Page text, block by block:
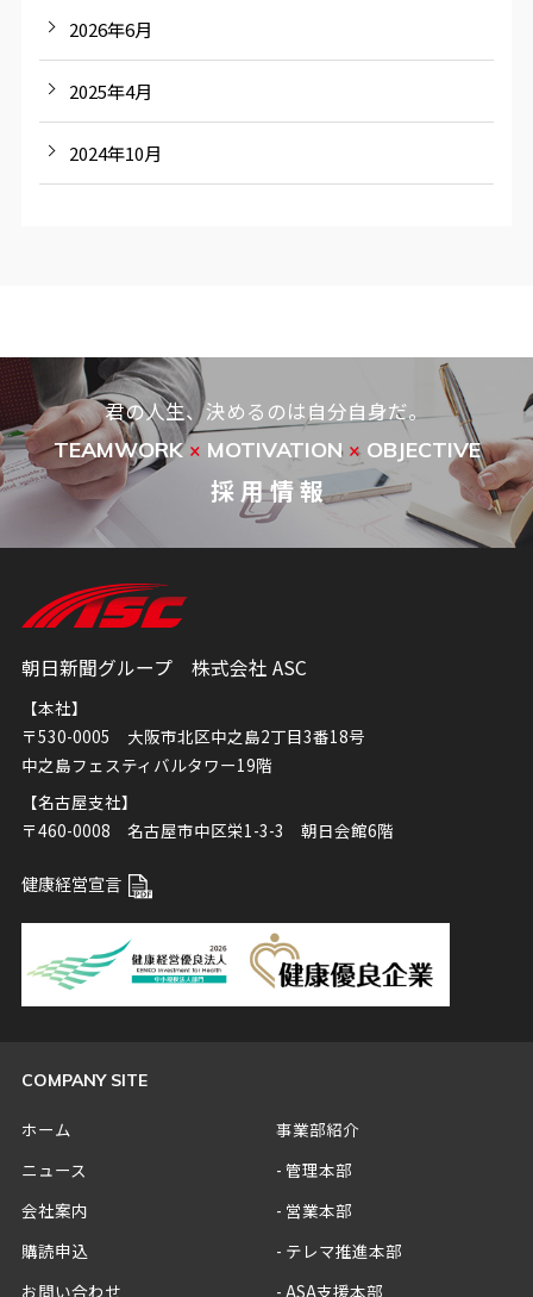
2026年6月
2025年4月
2024年10月
君の人生、決めるのは自分自身だ。
TEAMWORK× MOTIVATION ×OBJECTIVE
採 用 情 報
朝日新聞グループ 株式会社 ASC
【本社】
〒530-0005 大阪市北区中之島2丁目3番18号
中之島フェスティバルタワー19階
【名古屋支社】
〒460-0008 名古屋市中区栄1-3-3 朝日会館6階
健康経営宣言
COMPANY SITE
ホーム
ニュース
会社案内
購読申込
お問い合わせ
事業部紹介
管理本部
営業本部
テレマ推進本部
ASA支援本部